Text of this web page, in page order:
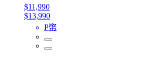
$11,990
$13,990
P幣